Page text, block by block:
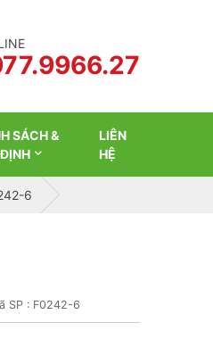
SÁCH &
LIÊN
HỆ
6
SP : F0242-6